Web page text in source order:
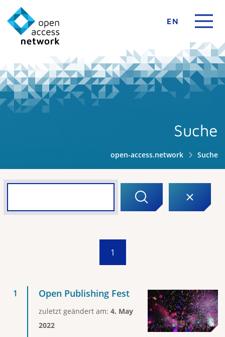
EN
Suche
open-access.network Suche
1
Open Publishing Fest
zuletzt geändert am: 4. May
2022